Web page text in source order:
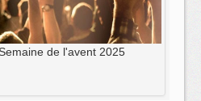
de l'avent 2025